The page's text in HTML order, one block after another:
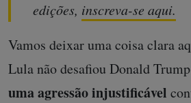
edições, inscreva-se aqui.
Vamos deixar uma coisa clara
Lula não desafiou Donald
uma agressão injustificável